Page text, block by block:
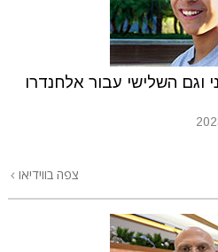
וגם השלישי עבור אלחנדרו
צפה בווידיאו